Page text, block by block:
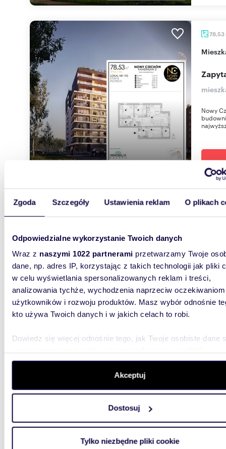
Zgoda Szczegóły Ustawienia reklam O plikach
Odpowiedzialne wykorzystanie Twoich danych
Wraz z naszymi 1022 partnerami przetwarzamy Twoje
dane, np. adres IP, korzystając z takich technologii jak pliki
w celu wyświetlania spersonalizowanych reklam i treści,
analizowania tychże, wychodzenia naprzeciw oczekiwaniom
użytkowników i rozwoju produktów. Masz wybór odnośnie
kto używa Twoich danych i w jakich celach to robi.
Dowiedz się więcej odnośnie tego, jak Twoje osobiste dane
szczegółów. W Deklaracji plików cookie możesz zmienić
wycofać swoją zgodę w dowolnej chwili.
aby oferować funkcje społecznościowe i analizować ruch w
witrynie. Informacje o tym, jak korzystasz z naszej witryny,
analitycznym. Partnerzy mogą połączyć te informacje z
Akceptuj
Dostosuj
Tylko niezbędne pliki cookie
78,53
Nowy
63,64
Nowy